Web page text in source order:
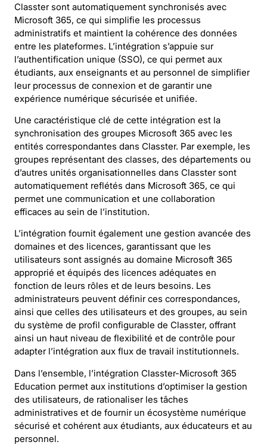
Classter sont automatiquement synchronisés avec
Microsoft 365, ce qui simplifie les processus
administratifs et maintient la cohérence des données
entre les plateformes. L’intégration s’appuie sur
l’authentification unique (SSO), ce qui permet aux
étudiants, aux enseignants et au personnel de simplifier
leur processus de connexion et de garantir une
expérience numérique sécurisée et unifiée.
Une caractéristique clé de cette intégration est la
synchronisation des groupes Microsoft 365 avec les
entités correspondantes dans Classter. Par exemple, les
groupes représentant des classes, des départements ou
d’autres unités organisationnelles dans Classter sont
automatiquement reflétés dans Microsoft 365, ce qui
permet une communication et une collaboration
efficaces au sein de l’institution.
L’intégration fournit également une gestion avancée des
domaines et des licences, garantissant que les
utilisateurs sont assignés au domaine Microsoft 365
approprié et équipés des licences adéquates en
fonction de leurs rôles et de leurs besoins. Les
administrateurs peuvent définir ces correspondances,
ainsi que celles des utilisateurs et des groupes, au sein
du système de profil configurable de Classter, offrant
ainsi un haut niveau de flexibilité et de contrôle pour
adapter l’intégration aux flux de travail institutionnels.
Dans l’ensemble, l’intégration Classter-Microsoft 365
Education permet aux institutions d’optimiser la gestion
des utilisateurs, de rationaliser les tâches
administratives et de fournir un écosystème numérique
sécurisé et cohérent aux étudiants, aux éducateurs et au
personnel.